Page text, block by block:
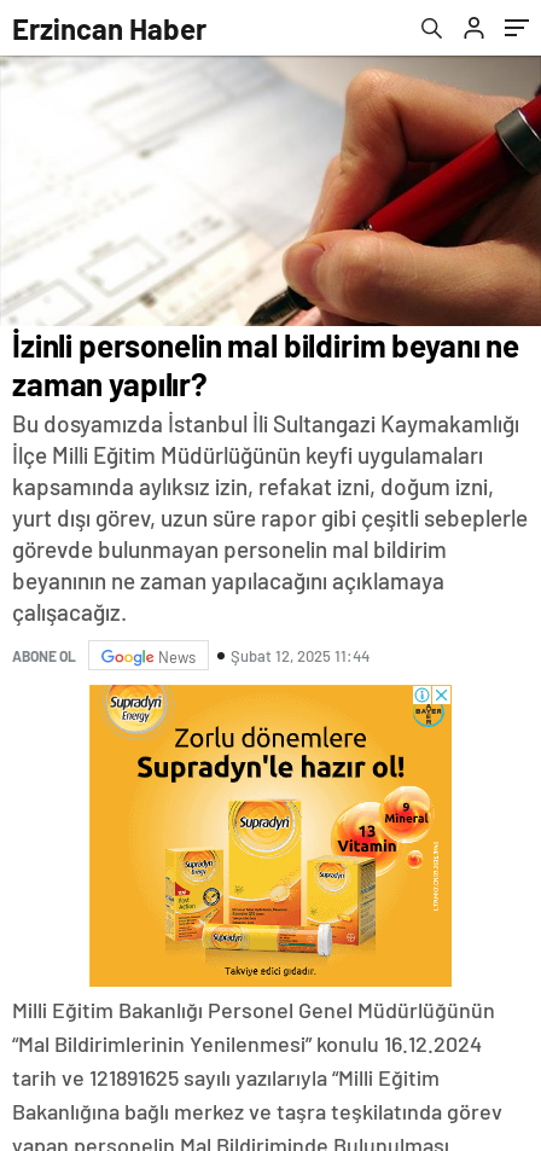
Erzincan Haber
İzinli personelin mal bildirim beyanı ne
zaman yapılır?
Bu dosyamızda İstanbul İli Sultangazi Kaymakamlığı
İlçe Milli Eğitim Müdürlüğünün keyfi uygulamaları
kapsamında aylıksız izin, refakat izni, doğum izni,
yurt dışı görev, uzun süre rapor gibi çeşitli sebeplerle
görevde bulunmayan personelin mal bildirim
beyanının ne zaman yapılacağını açıklamaya
çalışacağız.
ABONE OL News Şubat 12, 2025 11:44
Milli Eğitim Bakanlığı Personel Genel Müdürlüğünün
“Mal Bildirimlerinin Yenilenmesi” konulu 16.12.2024
tarih ve 121891625 sayılı yazılarıyla “Milli Eğitim
Bakanlığına bağlı merkez ve taşra teşkilatında görev
yapan personelin Mal Bildiriminde Bulunulması